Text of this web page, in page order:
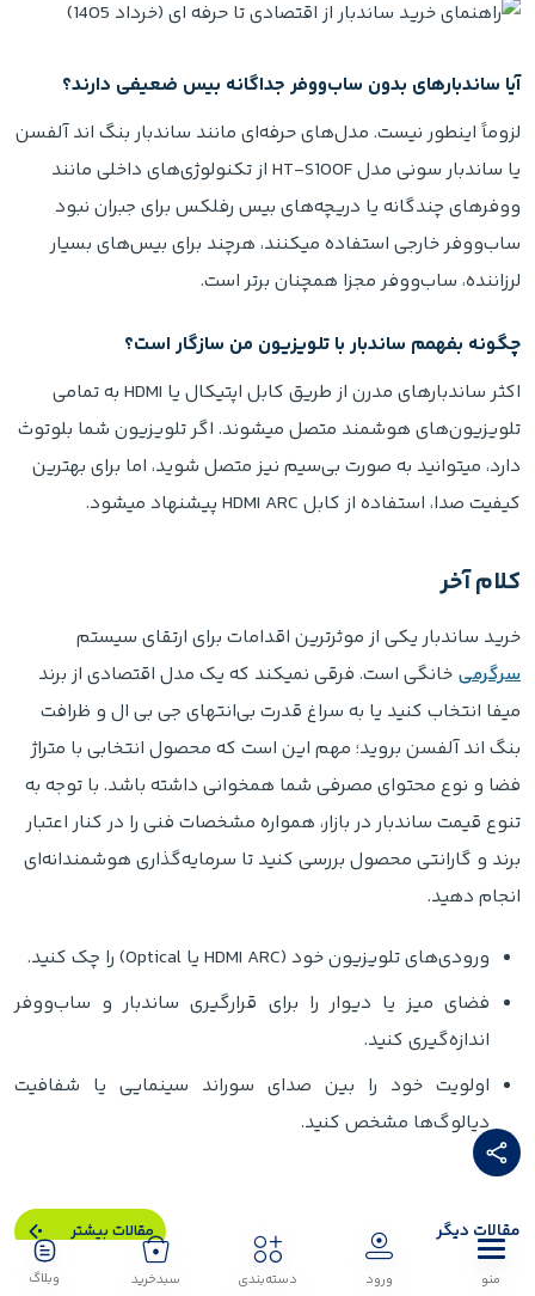
منو ورود دسته‌بندی سبدخرید وبلاگ
آیا ساندبارهای بدون ساب‌ووفر جداگانه بیس ضعیفی دارند؟
لزوماً اینطور نیست. مدل‌های حرفه‌ای مانند ساندبار بنگ اند آلفسن
یا ساندبار سونی مدل HT-S100F از تکنولوژی‌های داخلی مانند
ووفر‌های چندگانه یا دریچه‌های بیس رفلکس برای جبران نبود
ساب‌ووفر خارجی استفاده میکنند، هرچند برای بیس‌های بسیار
لرزاننده، ساب‌ووفر مجزا همچنان برتر است.
چگونه بفهمم ساندبار با تلویزیون من سازگار است؟
اکثر ساندبارهای مدرن از طریق کابل اپتیکال یا HDMI به تمامی
تلویزیون‌های هوشمند متصل میشوند. اگر تلویزیون شما بلوتوث
دارد، میتوانید به صورت بی‌سیم نیز متصل شوید، اما برای بهترین
کیفیت صدا، استفاده از کابل HDMI ARC پیشنهاد میشود.
کلام آخر
خرید ساندبار یکی از موثرترین اقدامات برای ارتقای سیستم
سرگرمی خانگی است. فرقی نمیکند که یک مدل اقتصادی از برند
میفا انتخاب کنید یا به سراغ قدرت بی‌انتهای جی بی ال و ظرافت
بنگ اند آلفسن بروید؛ مهم این است که محصول انتخابی با متراژ
فضا و نوع محتوای مصرفی شما همخوانی داشته باشد. با توجه به
تنوع قیمت ساندبار در بازار، همواره مشخصات فنی را در کنار اعتبار
برند و گارانتی محصول بررسی کنید تا سرمایه‌گذاری هوشمندانه‌ای
انجام دهید.
ورودی‌های تلویزیون خود (HDMI ARC یا Optical) را چک کنید.
فضای میز یا دیوار را برای قرارگیری ساندبار و ساب‌ووفر
اندازه‌گیری کنید.
اولویت خود را بین صدای سوراند سینمایی یا شفافیت
دیالوگ‌ها مشخص کنید.
مقالات دیگر مقالات بیشتر